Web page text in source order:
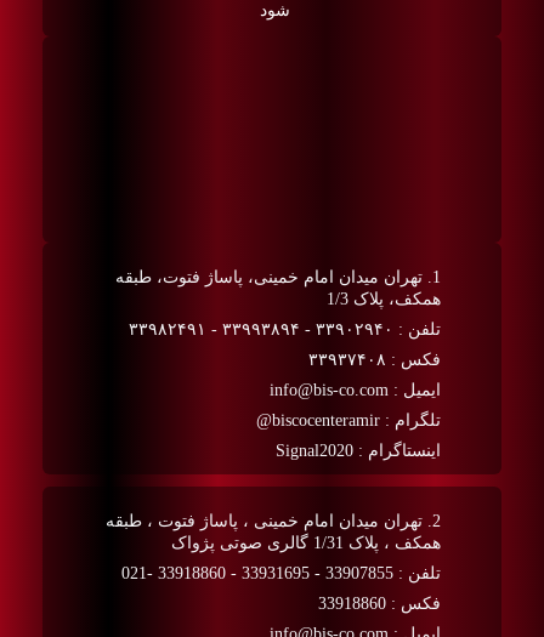
شود
1. تهران میدان امام خمینی، پاساژ فتوت، طبقه
همکف، پلاک 1/3
تلفن : ۳۳۹۰۲۹۴۰ - ۳۳۹۹۳۸۹۴ - ۳۳۹۸۲۴۹۱
فکس : ۳۳۹۳۷۴۰۸
ایمیل : info@bis-co.com
تلگرام : biscocenteramir@
اینستاگرام : Signal2020
2. تهران میدان امام خمینی ، پاساژ فتوت ، طبقه
همکف ، پلاک 1/31 گالری صوتی پژواک
تلفن : 33907855 - 33931695 - 33918860 -021
فکس : 33918860